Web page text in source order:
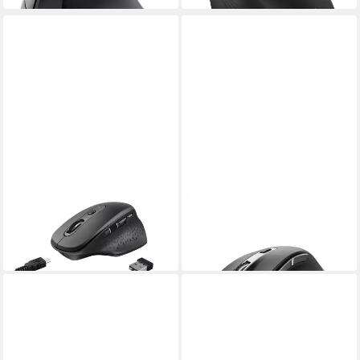
23812 ergonomische Maus
69,99 €
in 2-3 Werktagen bei dir in 5-6 Werktagen bei dir